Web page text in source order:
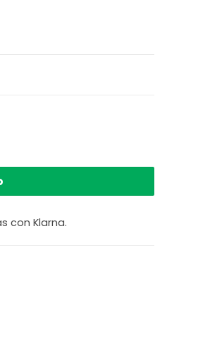
and wall cantidad
con Klarna.